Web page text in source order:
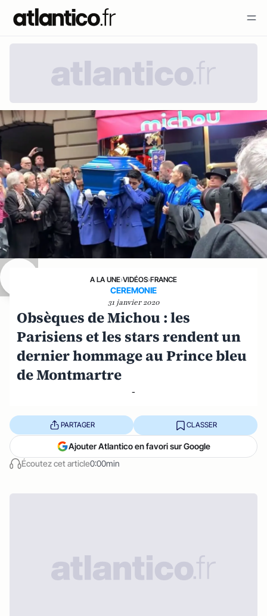
A LA UNE›VIDÉOS›FRANCE
CEREMONIE
31 janvier 2020
Obsèques de Michou : les
Parisiens et les stars rendent un
dernier hommage au Prince bleu
de Montmartre
-
Écoutez cet article0:00min
PARTAGER CLASSER
Ajouter Atlantico en favori sur Google